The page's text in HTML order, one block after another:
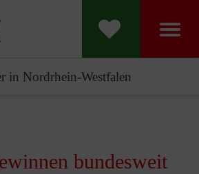
in Nordrhein-Westfalen
bundesweit